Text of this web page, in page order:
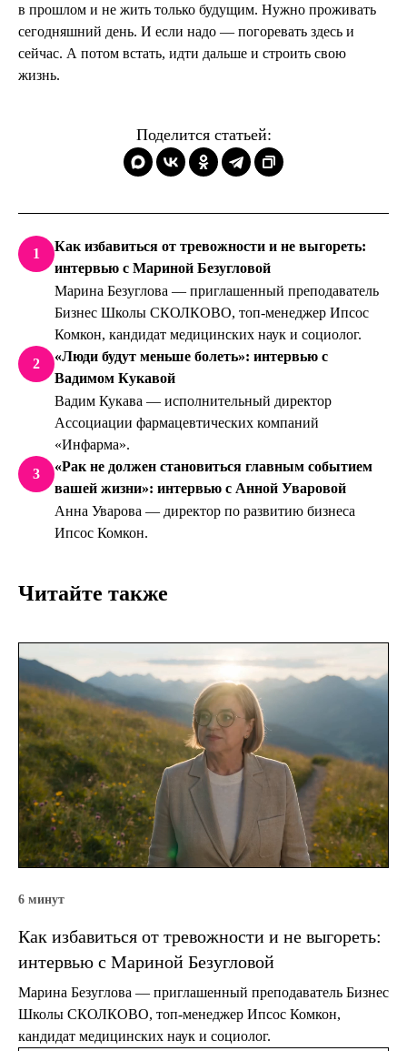
в прошлом и не жить только будущим. Нужно проживать
сегодняшний день. И если надо — погоревать здесь и
сейчас. А потом встать, идти дальше и строить свою
жизнь.
Поделится статьей:
1
Как избавиться от тревожности и не выгореть:
интервью с Мариной Безугловой
Марина Безуглова — приглашенный преподаватель
Бизнес Школы СКОЛКОВО, топ-менеджер Ипсос
Комкон, кандидат медицинских наук и социолог.
2
«Люди будут меньше болеть»: интервью с
Вадимом Кукавой
Вадим Кукава — исполнительный директор
Ассоциации фармацевтических компаний
«Инфарма».
3
«Рак не должен становиться главным событием
вашей жизни»: интервью с Анной Уваровой
Анна Уварова — директор по развитию бизнеса
Ипсос Комкон.
Читайте также
6 минут
Как избавиться от тревожности и не выгореть:
интервью с Мариной Безугловой
Марина Безуглова — приглашенный преподаватель Бизнес
Школы СКОЛКОВО, топ-менеджер Ипсос Комкон,
кандидат медицинских наук и социолог.